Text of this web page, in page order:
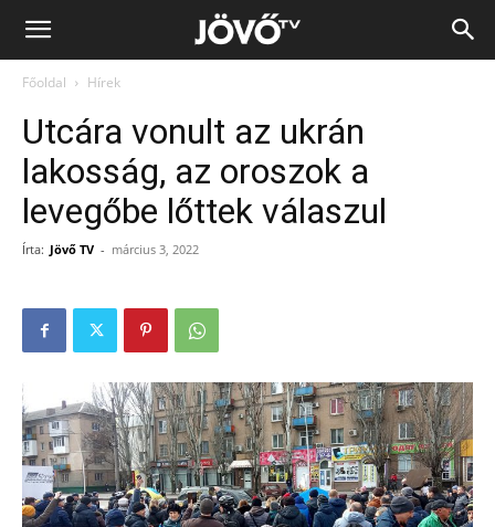
Jövő
Főoldal Hírek
Utcára vonult az ukrán
lakosság, az oroszok a
levegőbe lőttek válaszul
Írta: Jövő TV - március 3, 2022